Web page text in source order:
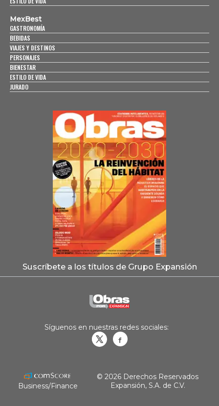
MexBest
GASTRONOMÍA
BEBIDAS
VIAJES Y DESTINOS
PERSONAJES
BIENESTAR
ESTILO DE VIDA
JURADO
Suscríbete a los títulos de Grupo Expansión
Síguenos en nuestras redes sociales:
Business/Finance
© 2026 Derechos Reservados
Expansión, S.A. de C.V.